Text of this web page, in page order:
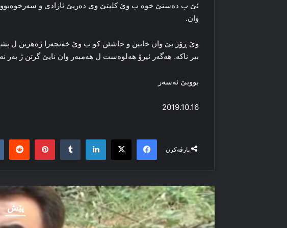
ئێ ب ده‌ستێ خوه‌ ب وێ کلیتێ وی ده‌ریێ ئازادی و
وان.
وێ ڕۆژ بێ وان خایین و جاشێن کو ب وێ خه‌نجه‌را ژەهرین ل
بیر ناکه‌. هه‌گه‌ر ئیرۆ هه‌لوه‌ست ل هه‌مبه‌ر وان نایێ گرتن ژ به‌ر
بووبێ ئه‌سه‌ر
2019.10.16
پارڤەکرن
Facebook
X
LinkedIn
Tumblr
پێش